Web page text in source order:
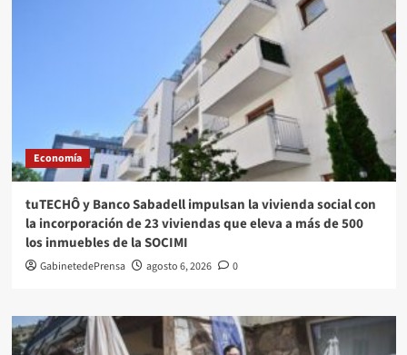
Economía
tuTECHÔ y Banco Sabadell impulsan la vivienda social con
la incorporación de 23 viviendas que eleva a más de 500
los inmuebles de la SOCIMI
GabinetedePrensa agosto 6, 2026 0